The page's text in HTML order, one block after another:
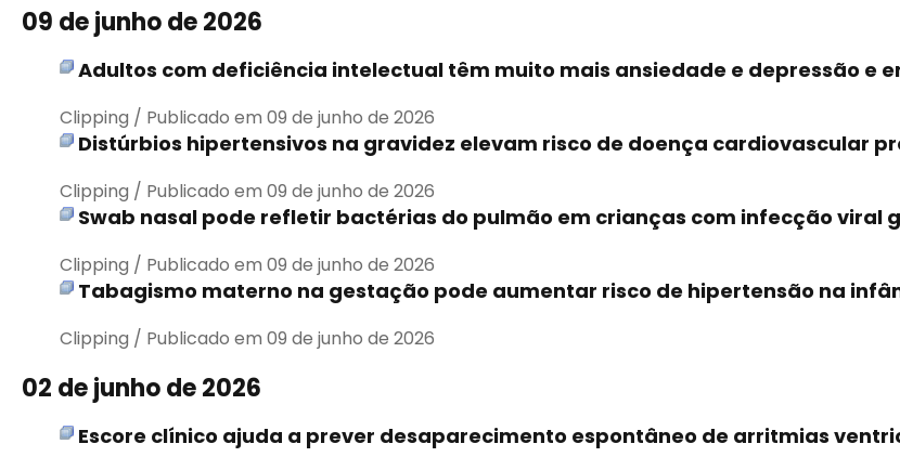
09 de junho de 2026
Adultos com deficiência intelectual têm muito mais ansiedade e depressão e
Clipping / Publicado em 09 de junho de 2026
Distúrbios hipertensivos na gravidez elevam risco de doença cardiovascular
Clipping / Publicado em 09 de junho de 2026
Swab nasal pode refletir bactérias do pulmão em crianças com infecção viral
Clipping / Publicado em 09 de junho de 2026
Tabagismo materno na gestação pode aumentar risco de hipertensão na
Clipping / Publicado em 09 de junho de 2026
02 de junho de 2026
Escore clínico ajuda a prever desaparecimento espontâneo de arritmias